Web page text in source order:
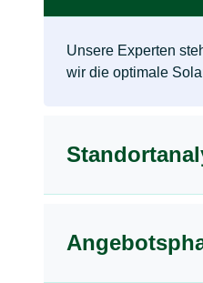
Unsere Experten
wir die optimale